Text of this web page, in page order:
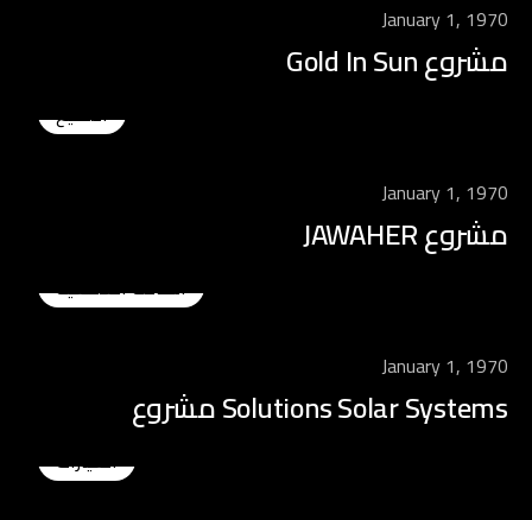
January 1, 1970
مشروع Gold In Sun
التصنيع
January 1, 1970
مشروع JAWAHER
الطاقة الشمسية
January 1, 1970
Solutions Solar Systems مشروع
السيارات